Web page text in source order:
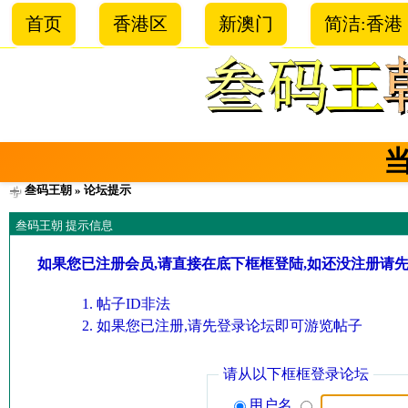
首页 香港区 新澳门 简洁:香港
叁码王朝 » 论坛提示
叁码王朝 提示信息
如果您已注册会员,请直接在底下框框登陆,如还没注册请
帖子ID非法
如果您已注册,请先登录论坛即可游览帖子
请从以下框框登录论坛
用户名